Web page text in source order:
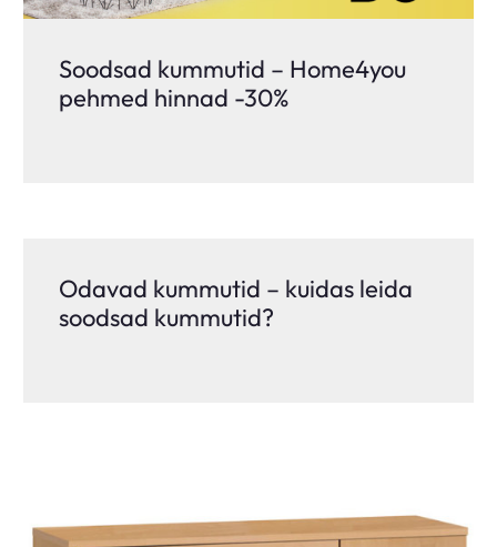
Soodsad kummutid – Home4you
pehmed hinnad -30%
Odavad kummutid – kuidas leida
soodsad kummutid?